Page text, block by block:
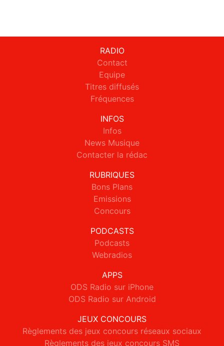
RADIO
Contact
Equipe
Titres diffusés
Fréquences
INFOS
Infos
News Musique
Contacter la rédac
RUBRIQUES
Bons Plans
Emissions
Concours
PODCASTS
Podcasts
Webradios
APPS
ODS Radio sur iPhone
ODS Radio sur Android
JEUX CONCOURS
Règlements des jeux concours réseaux sociaux
Règlements des jeux concours SMS